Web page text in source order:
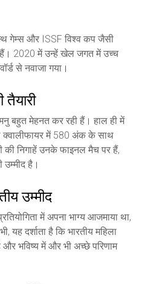
गेम्स और ISSF विश्व कप जैसी
हैं। 2020 में उन्हें खेल जगत में उच्च
से नवाजा गया।
बहुत मेहनत कर रही हैं। हाल ही में
क्वालीफायर में 580 अंक के साथ
की निगाहें उनके फाइनल मैच पर हैं,
है।
उम्मीद
में अपना भाग्य आजमाया था,
यह दर्शाता है कि भारतीय महिला
और भविष्य में और भी अच्छे परिणाम